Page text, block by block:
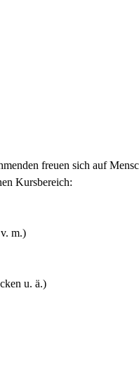
freuen sich auf
Kursbereich:
m.)
u. ä.)